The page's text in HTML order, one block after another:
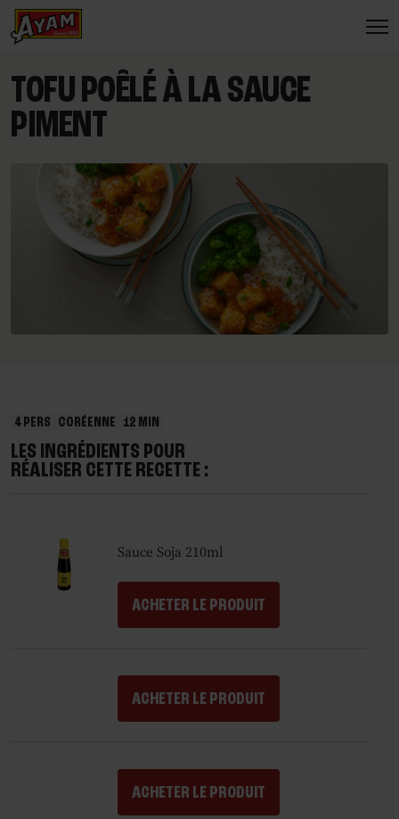
TOFU POÊLÉ À LA SAUCE
PIMENT
4 PERS CORÉENNE 12 MIN
LES INGRÉDIENTS POUR
RÉALISER CETTE RECETTE :
Sauce Soja 210ml
ACHETER LE PRODUIT
ACHETER LE PRODUIT
ACHETER LE PRODUIT